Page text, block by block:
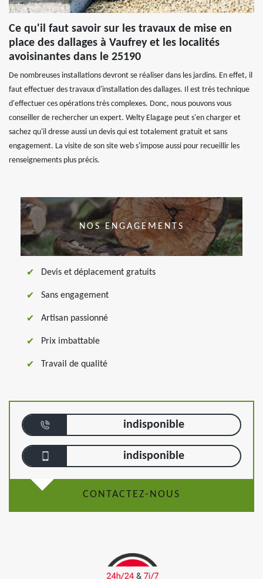
Ce qu'il faut savoir sur les travaux de mise en
place des dallages à Vaufrey et les localités
avoisinantes dans le 25190
De nombreuses installations devront se réaliser dans les jardins. En effet, il
faut effectuer des travaux d'installation des dallages. Il est très technique
d'effectuer ces opérations très complexes. Donc, nous pouvons vous
conseiller de rechercher un expert. Welty Elagage peut s'en charger et
sachez qu'il dresse aussi un devis qui est totalement gratuit et sans
engagement. La visite de son site web s'impose aussi pour recueillir les
renseignements plus précis.
NOS ENGAGEMENTS
Devis et déplacement gratuits
Sans engagement
Artisan passionné
Prix imbattable
Travail de qualité
indisponible
indisponible
CONTACTEZ-NOUS